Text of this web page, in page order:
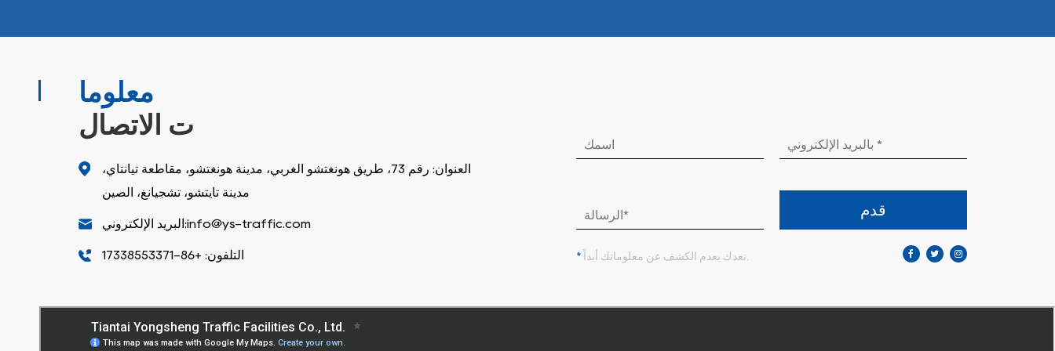
معلوما
ت الاتصال
العنوان: رقم 73، طريق هونغتشو الغربي، مدينة هونغتشو، مقاطعة تيانتاي،
مدينة تايتشو، تشجيانغ، الصين
البريد الإلكتروني:info@ys-traffic.com
التلفون: +86-17338553371
قدم
*